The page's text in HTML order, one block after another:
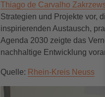
Thiago de Carvalho
Strategien und Projekte vor,
inspirierenden Austausch,
Agenda 2030 zeigte das
nachhaltige Entwicklung
Quelle: Rhein-Kreis Neuss